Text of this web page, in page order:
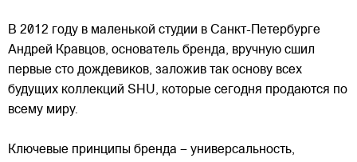
В 2012 году в маленькой студии в Санкт-Петербурге
Андрей Кравцов, основатель бренда, вручную сшил
первые сто дождевиков, заложив так основу всех
будущих коллекций SHU, которые сегодня продаются по
всему миру.
Ключевые принципы бренда – универсальность,